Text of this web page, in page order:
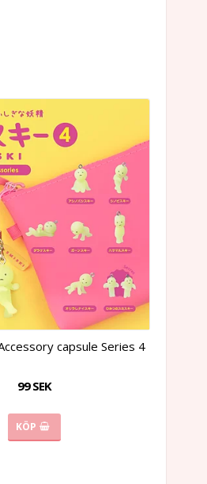
capsule Series 4
99 SEK
KÖP